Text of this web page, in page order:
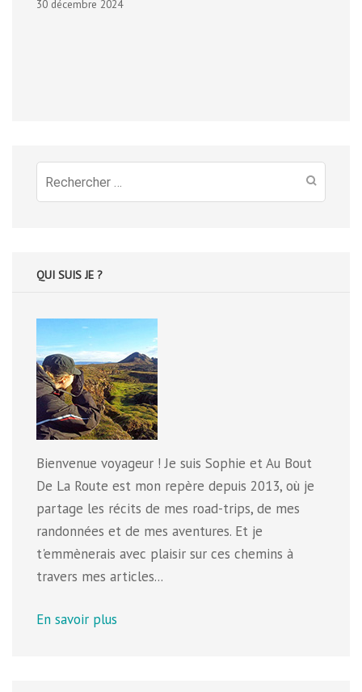
30 décembre 2024
Recherche
pour
QUI SUIS JE ?
Bienvenue voyageur ! Je suis Sophie et Au Bout
De La Route est mon repère depuis 2013, où je
partage les récits de mes road-trips, de mes
randonnées et de mes aventures. Et je
t'emmènerais avec plaisir sur ces chemins à
travers mes articles...
En savoir plus